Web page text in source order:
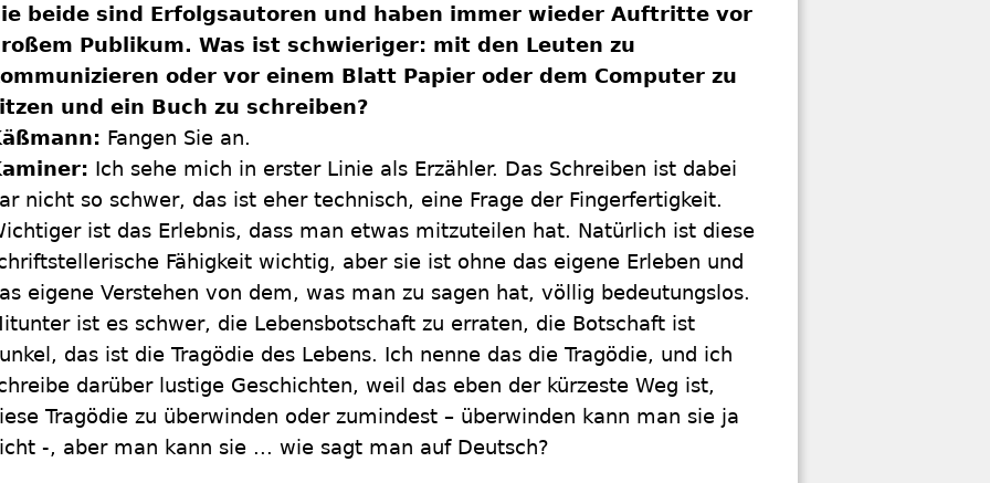
beide sind Erfolgsautoren und haben immer wieder Auftritte vor
Publikum. Was ist schwieriger: mit den Leuten zu
oder vor einem Blatt Papier oder dem Computer zu
und ein Buch zu schreiben?
Fangen Sie an.
Ich sehe mich in erster Linie als Erzähler. Das Schreiben ist dabei
nicht so schwer, das ist eher technisch, eine Frage der Fingerfertigkeit.
ist das Erlebnis, dass man etwas mitzuteilen hat. Natürlich ist diese
Fähigkeit wichtig, aber sie ist ohne das eigene Erleben und
eigene Verstehen von dem, was man zu sagen hat, völlig bedeutungslos.
ist es schwer, die Lebensbotschaft zu erraten, die Botschaft ist
das ist die Tragödie des Lebens. Ich nenne das die Tragödie, und ich
darüber lustige Geschichten, weil das eben der kürzeste Weg ist,
Tragödie zu überwinden oder zumindest – überwinden kann man sie ja
-, aber man kann sie ... wie sagt man auf Deutsch?